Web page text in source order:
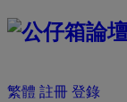
繁體 註冊 登錄